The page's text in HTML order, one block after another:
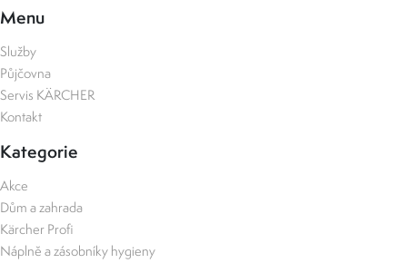
Menu
Služby
Půjčovna
Servis KÄRCHER
Kontakt
Kategorie
Akce
Dům a zahrada
Kärcher Profi
Náplně a zásobníky hygieny